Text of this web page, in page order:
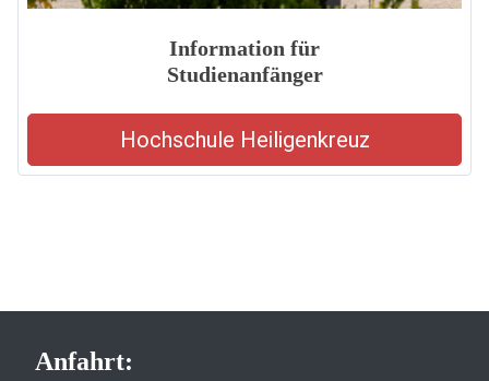
Information für
Studienanfänger
Hochschule Heiligenkreuz
Anfahrt: